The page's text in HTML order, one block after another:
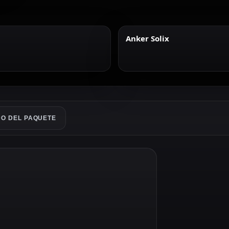
Anker Solix
DEL PAQUETE